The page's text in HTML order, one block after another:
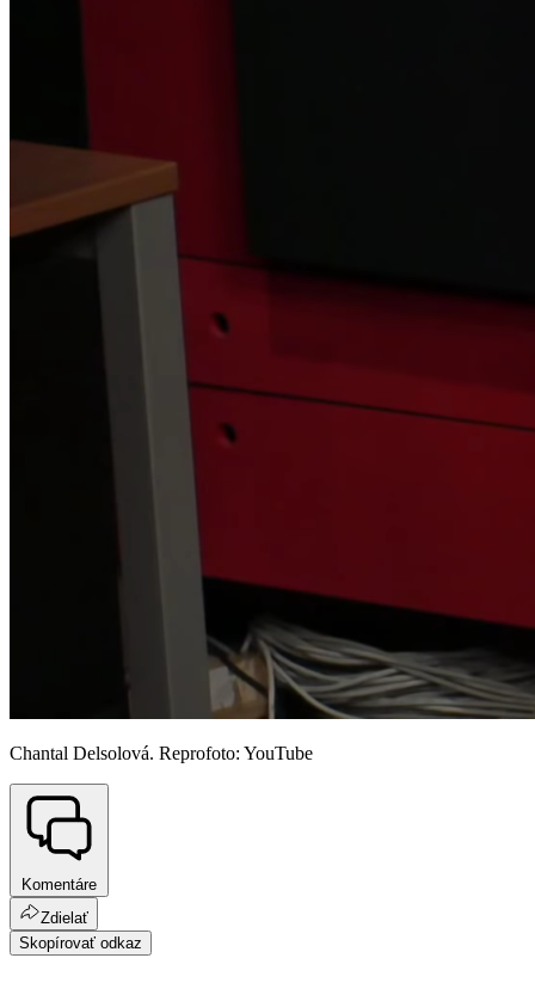
Chantal Delsolová. Reprofoto: YouTube
Komentáre
Zdielať
Skopírovať odkaz